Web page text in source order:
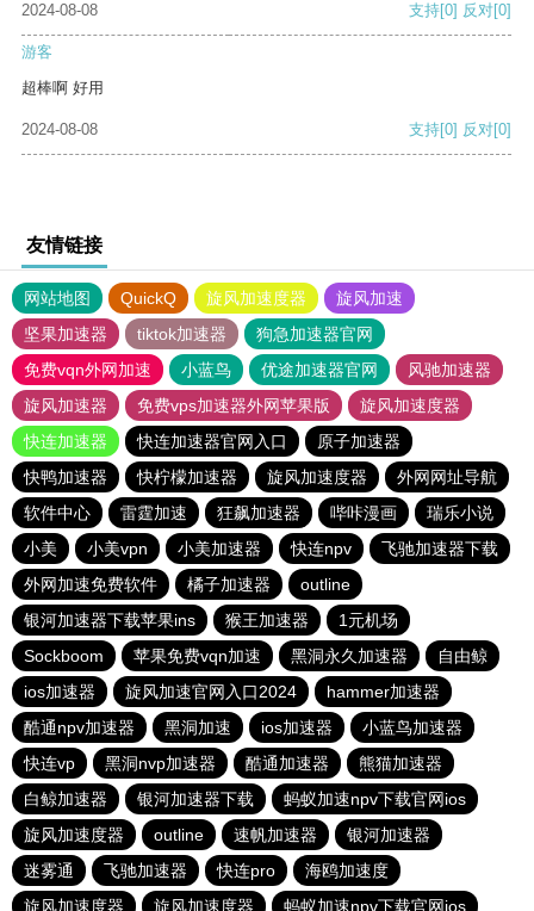
2024-08-08 支持[0] 反对[0]
游客
超棒啊 好用
2024-08-08 支持[0] 反对[0]
友情链接
网站地图 QuickQ 旋风加速度器
旋风加速
坚果加速器
tiktok加速器
狗急加速器官网
免费vqn外网加速
小蓝鸟 优途加速器官网
风驰加速器
旋风加速器
免费vps加速器外网苹果版
旋风加速度器
快连加速器
快连加速器官网入口
原子加速器
快鸭加速器
快柠檬加速器 旋风加速度器
外网网址导航
软件中心
雷霆加速 狂飙加速器 哔咔漫画
瑞乐小说
小美
小美vpn 小美加速器 快连npv
飞驰加速器下载
外网加速免费软件
橘子加速器
outline
银河加速器下载苹果ins
猴王加速器
1元机场
Sockboom
苹果免费vqn加速 黑洞永久加速器
自由鲸
ios加速器
旋风加速官网入口2024
hammer加速器
酷通npv加速器
黑洞加速 ios加速器
小蓝鸟加速器
快连vp
黑洞nvp加速器 酷通加速器
熊猫加速器
白鲸加速器
银河加速器下载
蚂蚁加速npv下载官网ios
旋风加速度器
outline 速帆加速器
银河加速器
迷雾通
飞驰加速器 快连pro
海鸥加速度
旋风加速度器
旋风加速度器 蚂蚁加速npv下载官网ios